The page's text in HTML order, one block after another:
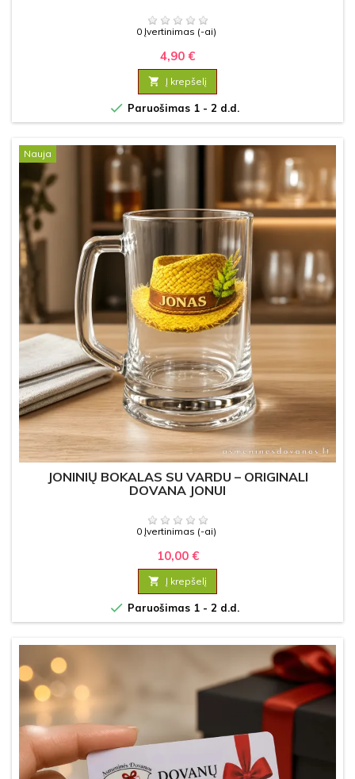
0 Įvertinimas (-ai)
4,90 €
 Į krepšelį
 Paruošimas 1 - 2 d.d.
Nauja
JONINIŲ BOKALAS SU VARDU – ORIGINALI
DOVANA JONUI
0 Įvertinimas (-ai)
10,00 €
 Į krepšelį
 Paruošimas 1 - 2 d.d.